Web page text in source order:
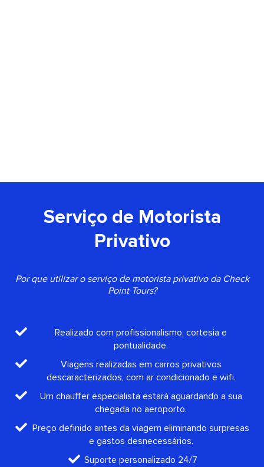
Serviço de Motorista
Privativo
Por que utilizar o serviço de motorista privativo da Check
Point Tours?
Realizado com profissionalismo, cortesia e
pontualidade.
Viagens realizadas em carros privativos
descaracterizados, com ar condicionado e wifi.
Um chauffer especialista estará aguardando a sua
chegada no aeroporto.
Preço definido antes da viagem eliminando surpresas
e gastos desnecessários.
Suporte personalizado 24/7